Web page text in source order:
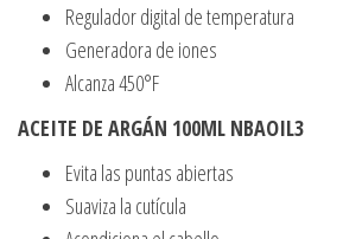
Regulador digital de temperatura
Generadora de iones
Alcanza 450°F
ACEITE DE ARGÁN 100ML NBAOIL3
Evita las puntas abiertas
Suaviza la cutícula